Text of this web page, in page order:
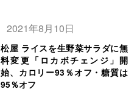
2021年8月10日
松屋 ライスを生野菜サラダに無
料変更「ロカボチェンジ」開
始、カロリー93％オフ・糖質は
95％オフ